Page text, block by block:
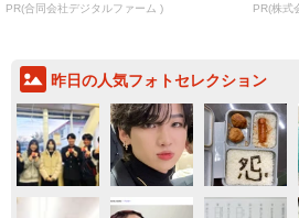
PR(合同会社デジタルファーム ) PR(株式
昨日の人気フォトセレクション